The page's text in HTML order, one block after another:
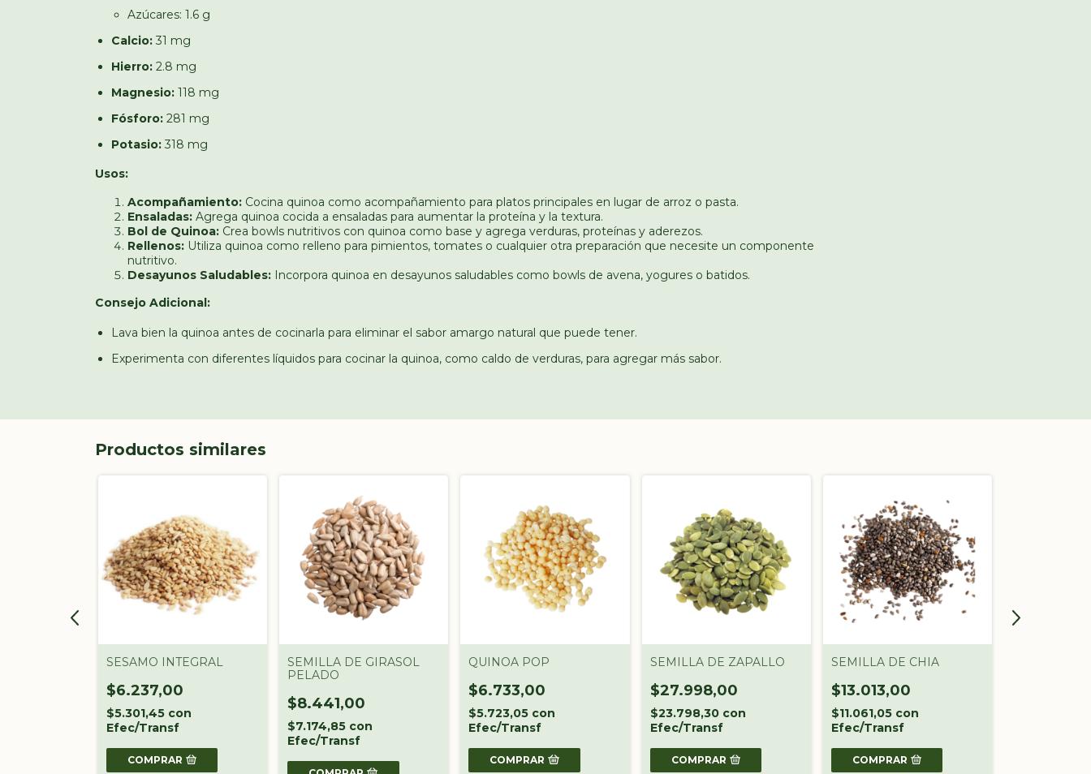
Azúcares: 1.6 g
Calcio: 31 mg
Hierro: 2.8 mg
Magnesio: 118 mg
Fósforo: 281 mg
Potasio: 318 mg
Usos:
Acompañamiento: Cocina quinoa como acompañamiento para platos principales en lugar de arroz o pasta.
Ensaladas: Agrega quinoa cocida a ensaladas para aumentar la proteína y la textura.
Bol de Quinoa: Crea bowls nutritivos con quinoa como base y agrega verduras, proteínas y aderezos.
Rellenos: Utiliza quinoa como relleno para pimientos, tomates o cualquier otra preparación que necesite un componente
nutritivo.
Desayunos Saludables: Incorpora quinoa en desayunos saludables como bowls de avena, yogures o batidos.
Consejo Adicional:
Lava bien la quinoa antes de cocinarla para eliminar el sabor amargo natural que puede tener.
Experimenta con diferentes líquidos para cocinar la quinoa, como caldo de verduras, para agregar más sabor.
Productos similares
SESAMO INTEGRAL
$6.237,00
$5.301,45 con
Efec/Transf
COMPRAR
SEMILLA DE GIRASOL
PELADO
$8.441,00
$7.174,85 con
Efec/Transf
QUINOA POP
$6.733,00
$5.723,05 con
Efec/Transf
COMPRAR
SEMILLA DE ZAPALLO
$27.998,00
$23.798,30 con
Efec/Transf
COMPRAR
SEMILLA DE CHIA
$13.013,00
$11.061,05 con
Efec/Transf
COMPRAR